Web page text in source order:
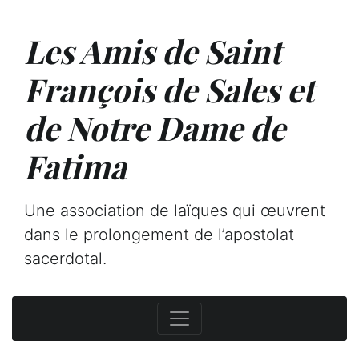
Les Amis de Saint
François de Sales et
de Notre Dame de
Fatima
Une association de laïques qui œuvrent
dans le prolongement de l’apostolat
sacerdotal.